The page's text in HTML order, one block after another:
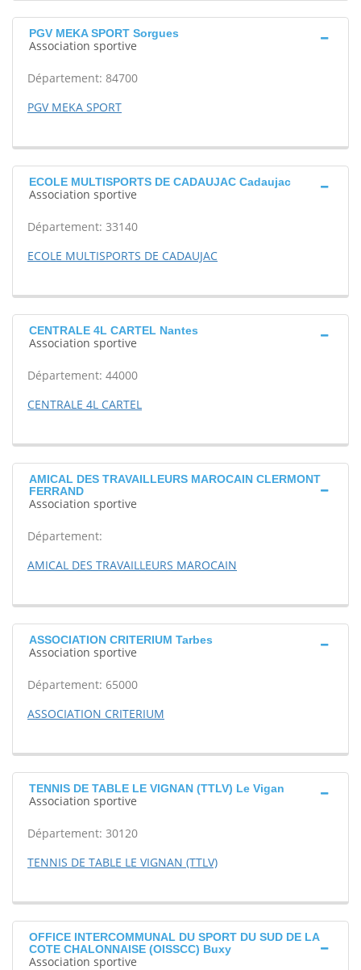
PGV MEKA SPORT Sorgues
Association sportive
Département: 84700
PGV MEKA SPORT
ECOLE MULTISPORTS DE CADAUJAC Cadaujac
Association sportive
Département: 33140
ECOLE MULTISPORTS DE CADAUJAC
CENTRALE 4L CARTEL Nantes
Association sportive
Département: 44000
CENTRALE 4L CARTEL
AMICAL DES TRAVAILLEURS MAROCAIN CLERMONT
FERRAND
Association sportive
Département:
AMICAL DES TRAVAILLEURS MAROCAIN
ASSOCIATION CRITERIUM Tarbes
Association sportive
Département: 65000
ASSOCIATION CRITERIUM
TENNIS DE TABLE LE VIGNAN (TTLV) Le Vigan
Association sportive
Département: 30120
TENNIS DE TABLE LE VIGNAN (TTLV)
OFFICE INTERCOMMUNAL DU SPORT DU SUD DE LA
COTE CHALONNAISE (OISSCC) Buxy
Association sportive